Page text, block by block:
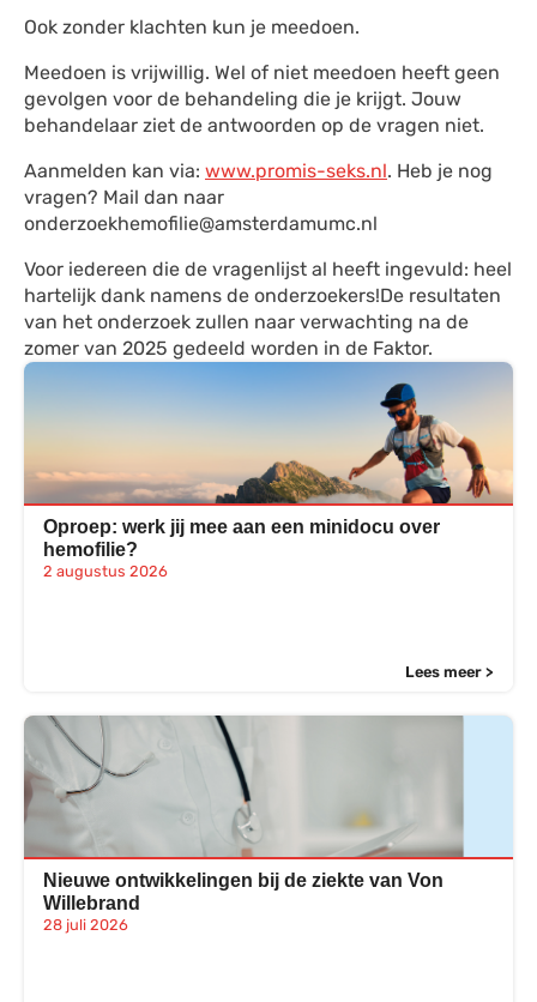
Ook zonder klachten kun je meedoen.
Meedoen is vrijwillig. Wel of niet meedoen heeft geen
gevolgen voor de behandeling die je krijgt. Jouw
behandelaar ziet de antwoorden op de vragen niet.
Aanmelden kan via: www.promis-seks.nl. Heb je nog
vragen? Mail dan naar
onderzoekhemofilie@amsterdamumc.nl
Voor iedereen die de vragenlijst al heeft ingevuld: heel
hartelijk dank namens de onderzoekers!De resultaten
van het onderzoek zullen naar verwachting na de
zomer van 2025 gedeeld worden in de Faktor.
Oproep: werk jij mee aan een minidocu over
hemofilie?
2 augustus 2026
Lees meer >
Nieuwe ontwikkelingen bij de ziekte van Von
Willebrand
28 juli 2026